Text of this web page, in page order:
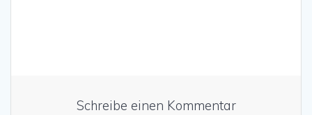
Schreibe einen Kommentar